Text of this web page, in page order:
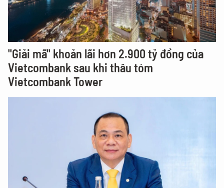
"Giải mã" khoản lãi hơn 2.900 tỷ đồng của
Vietcombank sau khi thâu tóm
Vietcombank Tower